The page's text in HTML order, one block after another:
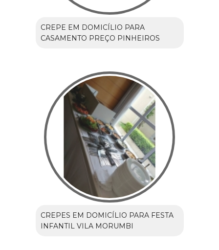
CREPE EM DOMICÍLIO PARA
CASAMENTO PREÇO PINHEIROS
CREPES EM DOMICÍLIO PARA FESTA
INFANTIL VILA MORUMBI